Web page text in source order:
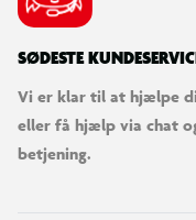
SØDESTE
Vi er klar til at hjælpe
eller få hjælp via chat
betjening.